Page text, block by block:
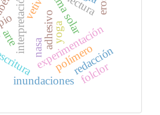
polímero
adhesivo
experimentación
nasa
interpretación
inundaciones
redacción
yoga
arte
folclor